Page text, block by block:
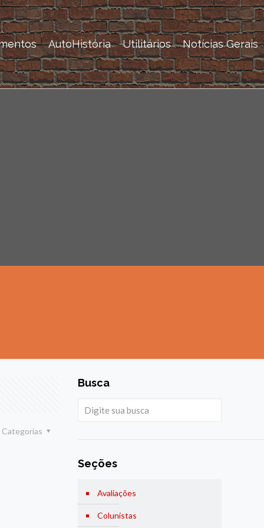
AutoHistória Utilitários Notícias Gerais
Categorias
Busca
Seções
Avaliações
Colunistas